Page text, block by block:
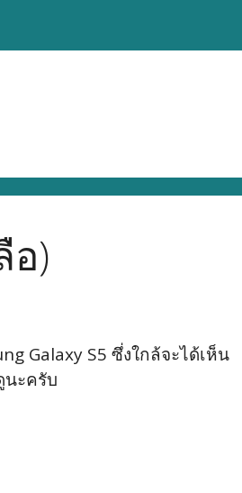
อ)
Galaxy S5 ซึ่งใกล้จะได้เห็น
นะครับ